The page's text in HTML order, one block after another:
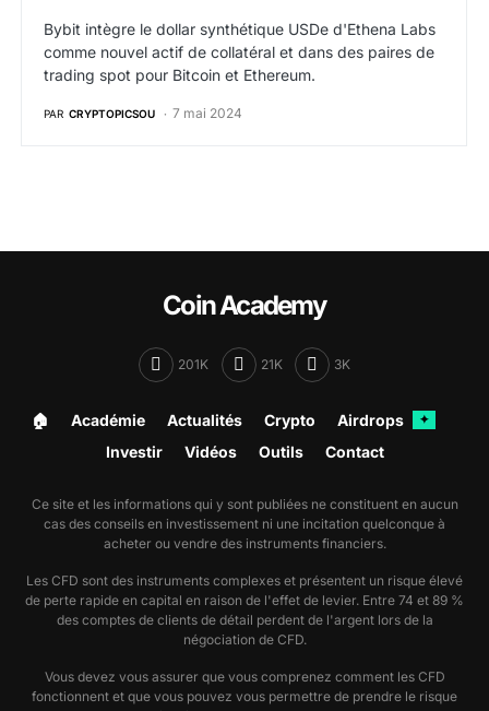
Bybit intègre le dollar synthétique USDe d'Ethena Labs
comme nouvel actif de collatéral et dans des paires de
trading spot pour Bitcoin et Ethereum.
PAR CRYPTOPICSOU 7 mai 2024
Coin Academy
201K 21K 3K
🏠︎ Académie Actualités Crypto Airdrops ✦
Investir Vidéos Outils Contact
Ce site et les informations qui y sont publiées ne constituent en aucun
cas des conseils en investissement ni une incitation quelconque à
acheter ou vendre des instruments financiers.
Les CFD sont des instruments complexes et présentent un risque élevé
de perte rapide en capital en raison de l'effet de levier. Entre 74 et 89 %
des comptes de clients de détail perdent de l'argent lors de la
négociation de CFD.
Vous devez vous assurer que vous comprenez comment les CFD
fonctionnent et que vous pouvez vous permettre de prendre le risque